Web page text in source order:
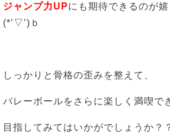
ジャンプ力UPにも期待できるのが
(*’▽’)ｂ
しっかりと骨格の歪みを整えて、
バレーボールをさらに楽しく満喫で
目指してみてはいかがでしょうか？